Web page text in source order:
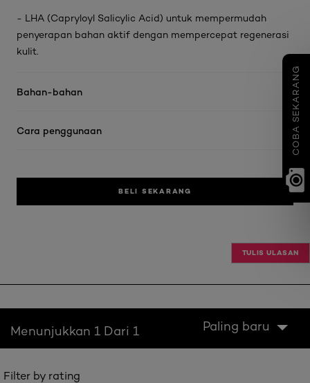
COBA SEKARANG
- LHA (Capryloyl Salicylic Acid) untuk mempermudah
penyerapan bahan aktif dengan mempercepat regenerasi
kulit.
Bahan-bahan
Cara penggunaan
BELI SEKARANG
TULIS ULASAN
Menunjukkan 1 Dari 1 Paling baru
Filter by rating